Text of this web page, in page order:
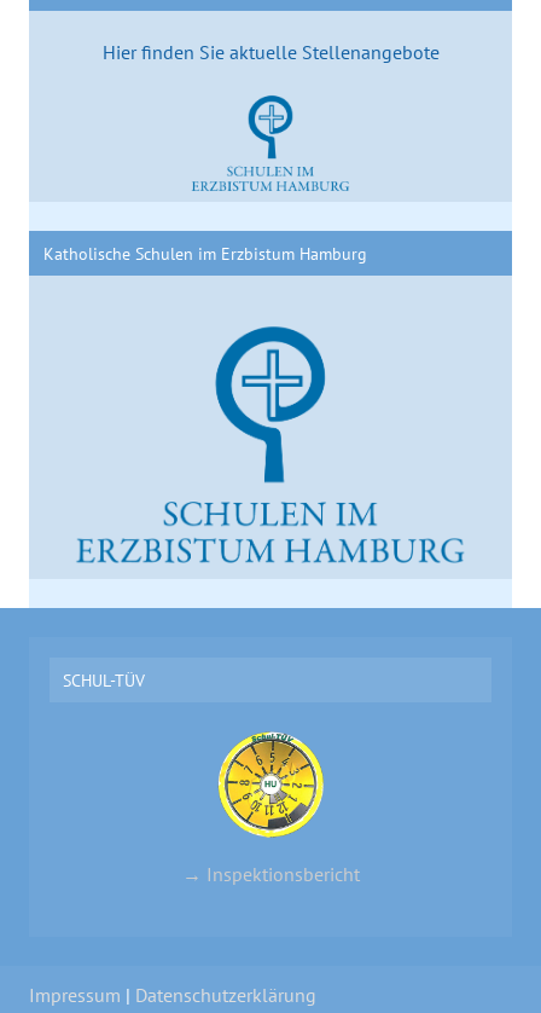
Hier finden Sie aktuelle Stellenangebote
Katholische Schulen im Erzbistum Hamburg
SCHUL-TÜV
→ Inspektionsbericht
Impressum | Datenschutzerklärung